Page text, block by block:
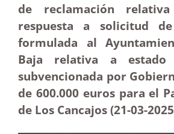
de reclamación
respuesta a solicitud
formulada al
Baja relativa a
subvencionada por
de 600.000 euros para el
de Los Cancajos (21-03-2025